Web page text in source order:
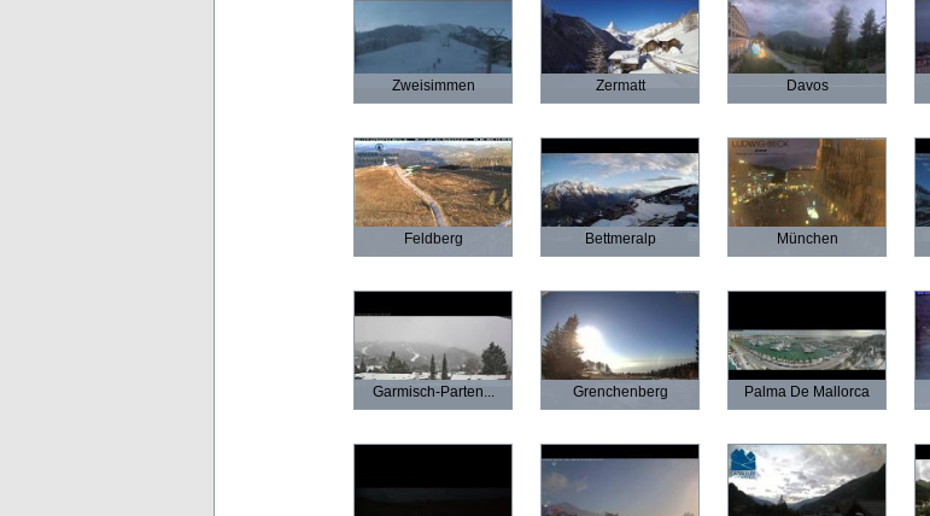
Zweisimmen Zermatt Davos
Feldberg Bettmeralp München
Garmisch-Parten... Grenchenberg Palma De Mallorca